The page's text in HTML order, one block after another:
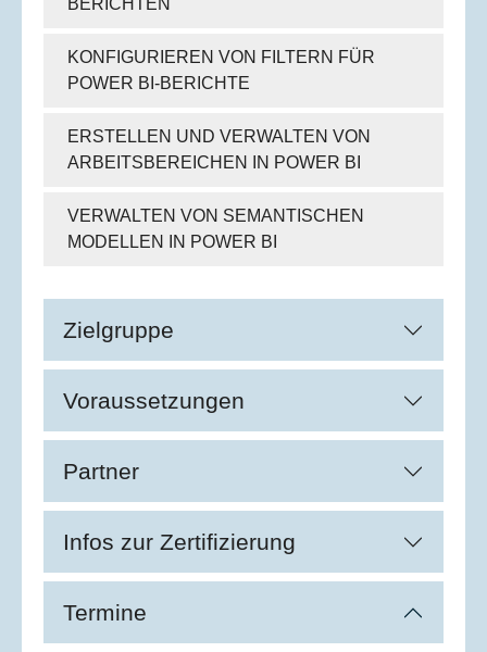
BERICHTEN
KONFIGURIEREN VON FILTERN FÜR
POWER BI-BERICHTE
ERSTELLEN UND VERWALTEN VON
ARBEITSBEREICHEN IN POWER BI
VERWALTEN VON SEMANTISCHEN
MODELLEN IN POWER BI
Zielgruppe
Voraussetzungen
Partner
Infos zur Zertifizierung
Termine